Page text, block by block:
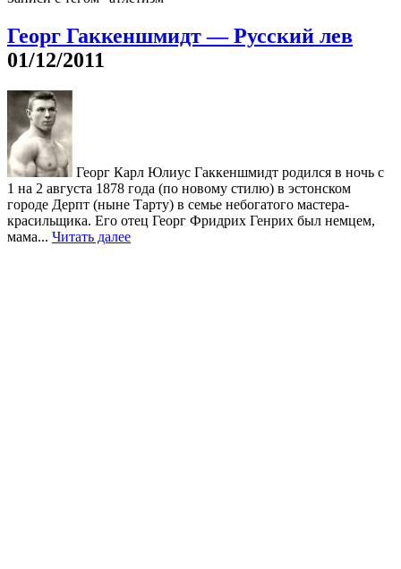
Георг Гаккеншмидт — Русский лев
01/12/2011
Георг Карл Юлиус Гаккеншмидт родился в ночь с
1 на 2 августа 1878 года (по новому стилю) в эстонском
городе Дерпт (ныне Тарту) в семье небогатого мастера-
красильщика. Его отец Георг Фридрих Генрих был немцем,
мама... Читать далее